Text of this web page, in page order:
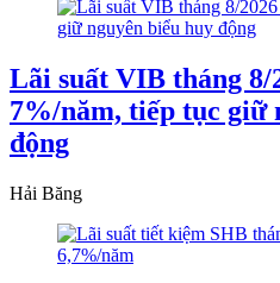
Lãi suất VIB tháng 8/
7%/năm, tiếp tục giữ
động
Hải Băng